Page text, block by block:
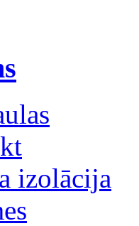
izolācija